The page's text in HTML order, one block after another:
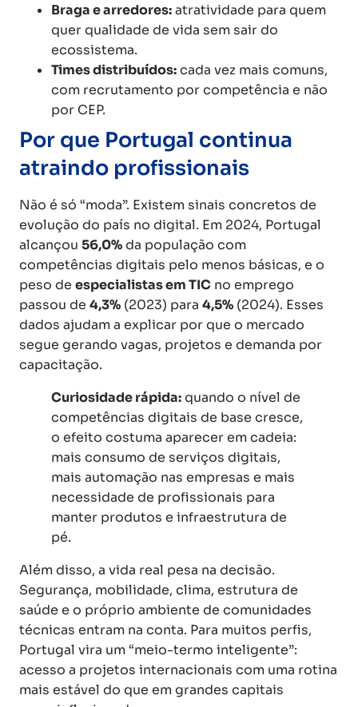
Braga e arredores:atratividade para quem
quer qualidade de vida sem sair do
ecossistema.
Times distribuídos:cada vez mais comuns,
com recrutamento por competência e não
por CEP.
Por que Portugal continua
atraindo profissionais
Não é só “moda”. Existem sinais concretos de
evolução do país no digital. Em 2024, Portugal
alcançou 56,0%da população com
competências digitais pelo menos básicas, e o
peso de especialistas em TIC no emprego
passou de 4,3% (2023) para 4,5% (2024). Esses
dados ajudam a explicar por que o mercado
segue gerando vagas, projetos e demanda por
capacitação.
Curiosidade rápida:quando o nível de
competências digitais de base cresce,
o efeito costuma aparecer em cadeia:
mais consumo de serviços digitais,
mais automação nas empresas e mais
necessidade de profissionais para
manter produtos e infraestrutura de
pé.
Além disso, a vida real pesa na decisão.
Segurança, mobilidade, clima, estrutura de
saúde e o próprio ambiente de comunidades
técnicas entram na conta. Para muitos perfis,
Portugal vira um “meio-termo inteligente”:
acesso a projetos internacionais com uma rotina
mais estável do que em grandes capitais